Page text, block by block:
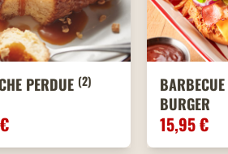
PERDUE (2)
BURGER
15,95 €